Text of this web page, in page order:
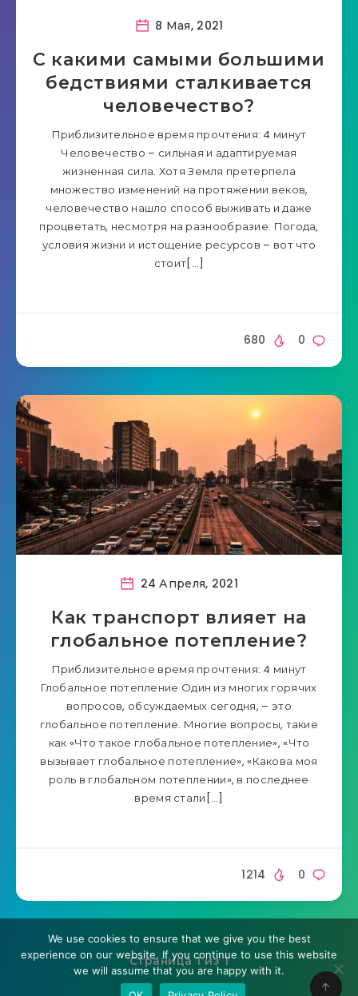
8 Мая, 2021
С какими самыми большими
бедствиями сталкивается
человечество?
Приблизительное время прочтения: 4 минут
Человечество – сильная и адаптируемая
жизненная сила. Хотя Земля претерпела
множество изменений на протяжении веков,
человечество нашло способ выживать и даже
процветать, несмотря на разнообразие. Погода,
условия жизни и истощение ресурсов – вот что
стоит[…]
0
680
24 Апреля, 2021
Как транспорт влияет на
глобальное потепление?
Приблизительное время прочтения: 4 минут
Глобальное потепление Один из многих горячих
вопросов, обсуждаемых сегодня, – это
глобальное потепление. Многие вопросы, такие
как «Что такое глобальное потепление», «Что
вызывает глобальное потепление», «Какова моя
роль в глобальном потеплении», в последнее
время стали[…]
0
1214
Страница 1 из 1
We use cookies to ensure that we give you the best
experience on our website. If you continue to use this website
we will assume that you are happy with it.